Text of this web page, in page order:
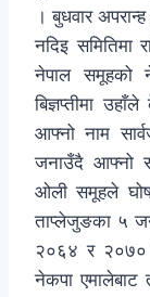
। बुधवार
नदिइ समितिमा
नेपाल समूहको
बिज्ञप्तीमा
आफ्नो नाम
जनाउँदै आफ्नो
ओली समूहले
ताप्लेजुङका ५
२०६४ र २०७०
नेकपा एमालेबाट